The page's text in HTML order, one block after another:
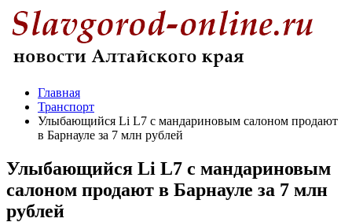
Главная
Транспорт
Улыбающийся Li L7 с мандариновым салоном продают
в Барнауле за 7 млн рублей
Улыбающийся Li L7 с мандариновым
салоном продают в Барнауле за 7 млн
рублей